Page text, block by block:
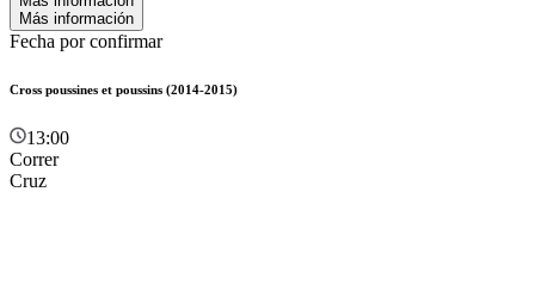
Más información
Fecha por confirmar
Cross poussines et poussins (2014-2015)
13:00
Correr
Cruz